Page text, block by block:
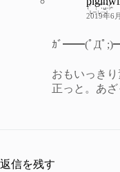
2019年6
ｶﾞ━━(ﾟДﾟ
おもいっき
正っと。あざ
返信を残す